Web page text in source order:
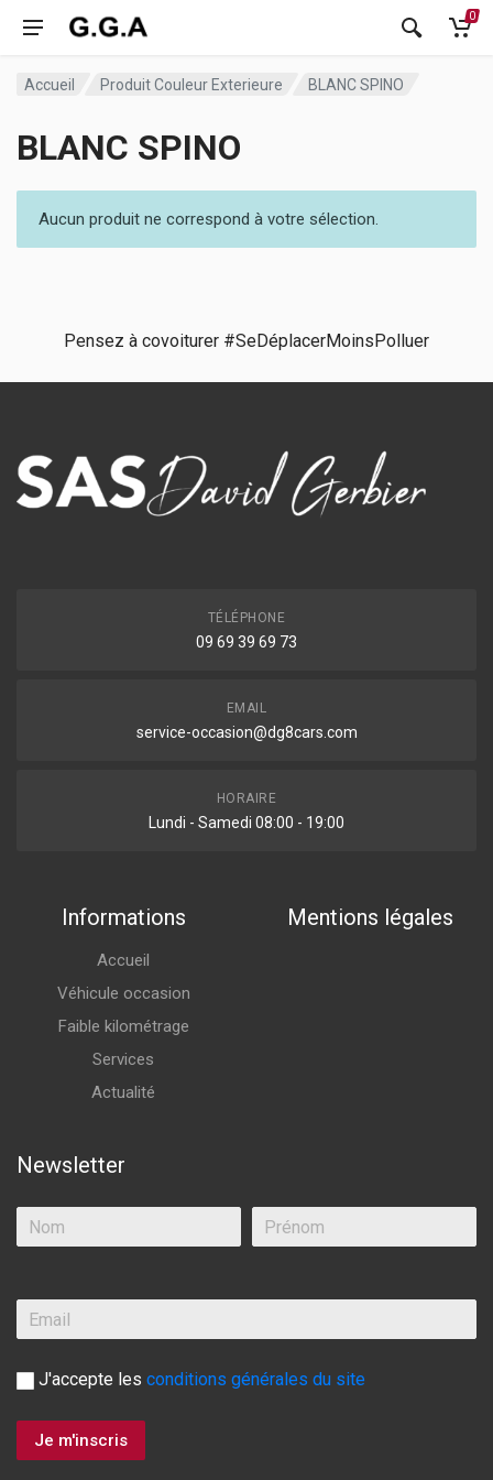
0
Accueil Produit Couleur Exterieure BLANC SPINO
BLANC SPINO
Aucun produit ne correspond à votre sélection.
Pensez à covoiturer #SeDéplacerMoinsPolluer
TÉLÉPHONE
09 69 39 69 73
EMAIL
service-occasion@dg8cars.com
HORAIRE
Lundi - Samedi 08:00 - 19:00
Informations
Accueil
Véhicule occasion
Faible kilométrage
Services
Actualité
Mentions légales
Newsletter
J'accepte les conditions générales du site